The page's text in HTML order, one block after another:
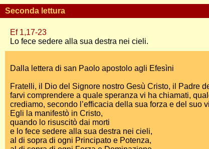
Seconda lettura
Ef 1,17-23
Lo fece sedere alla sua destra nei cieli.
Dalla lettera di san Paolo apostolo agli Efesìni
Fratelli, il Dio del Signore nostro Gesù Cristo, il Padre
farvi comprendere a quale speranza vi ha chiamati,
crediamo, secondo l’efficacia della sua forza e del suo
Egli la manifestò in Cristo,
quando lo risuscitò dai morti
e lo fece sedere alla sua destra nei cieli,
al di sopra di ogni Principato e Potenza,